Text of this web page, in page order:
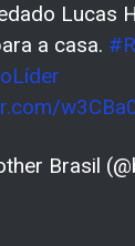
Lucas
a casa.
Brasil